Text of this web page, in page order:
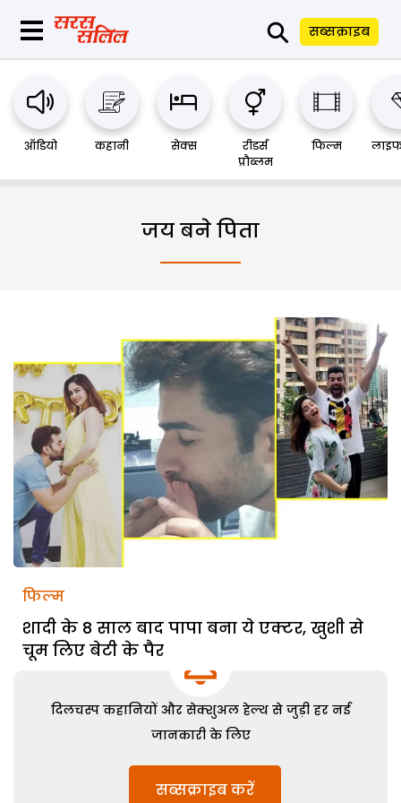
⚲ सब्सक्राइब
ऑडियो कहानी सेक्स
रीडर्स
प्रौब्लम
फिल्म
जय बने पिता
फिल्म
शादी के 8 साल बाद पापा बना ये एक्टर, खुशी से
चूम लिए बेटी के पैर
दिलचस्प कहानियों और सेक्शुअल हेल्थ से जुड़ी हर नई
जानकारी के लिए
सब्सक्राइब करें